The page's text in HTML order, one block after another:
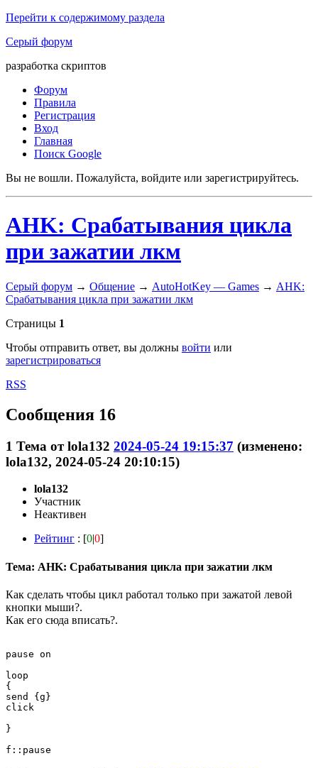
Перейти к содержимому раздела
Серый форум
разработка скриптов
Форум
Правила
Регистрация
Вход
Главная
Поиск Google
Вы не вошли. Пожалуйста, войдите или зарегистрируйтесь.
AHK: Срабатывания цикла
при зажатии лкм
Серый форум → Общение → AutoHotKey — Games → AHK:
Срабатывания цикла при зажатии лкм
Страницы 1
Чтобы отправить ответ, вы должны войти или
зарегистрироваться
RSS
Сообщения 16
1 Тема отlola132 2024-05-24 19:15:37 (изменено:
lola132, 2024-05-24 20:10:15)
lola132
Участник
Неактивен
Рейтинг : [0|0]
Тема: AHK: Срабатывания цикла при зажатии лкм
Как сделать чтобы цикл работал только при зажатой левой
кнопки мыши?.
Как его сюда вписать?.
pause on
loop
{
send {g}
click
}
f::pause